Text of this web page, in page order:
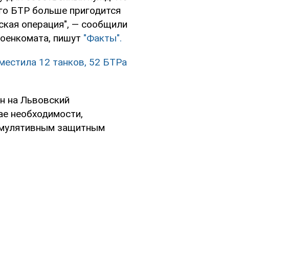
БТР больше пригодится
операция", — сообщили
пишут "Факты".
12 танков, 52 БТРа
на Львовский
необходимости,
защитным